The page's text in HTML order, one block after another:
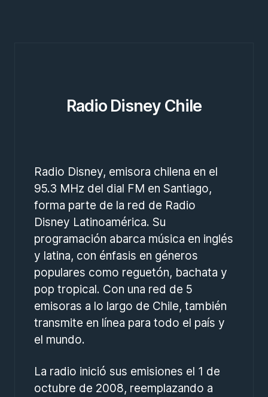
Radio Disney Chile
Radio Disney, emisora chilena en el
95.3 MHz del dial FM en Santiago,
forma parte de la red de Radio
Disney Latinoamérica. Su
programación abarca música en inglés
y latina, con énfasis en géneros
populares como reguetón, bachata y
pop tropical. Con una red de 5
emisoras a lo largo de Chile, también
transmite en línea para todo el país y
el mundo.
La radio inició sus emisiones el 1 de
octubre de 2008, reemplazando a